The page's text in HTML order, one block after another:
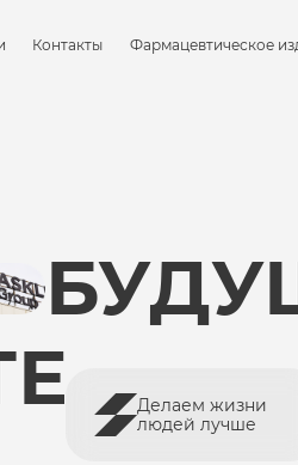
Контакты Фармацевтическое
Делаем жизни
людей лучше